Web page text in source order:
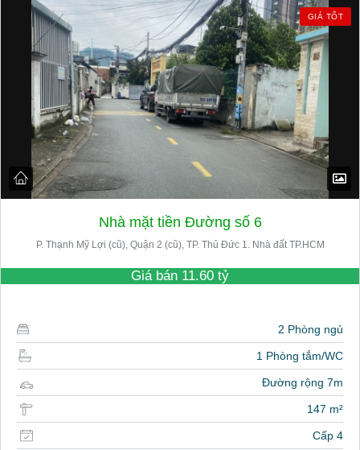
GIÁ TỐT
Nhà mặt tiền Đường số 6
P. Thạnh Mỹ Lợi (cũ), Quận 2 (cũ), TP. Thủ Đức 1. Nhà đất TP.HCM
Giá bán 11.60 tỷ
2 Phòng ngủ
1 Phòng tắm/WC
Đường rộng 7m
147 m²
Cấp 4